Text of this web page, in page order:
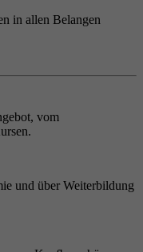
in allen Belangen
vom
und über Weiterbildung